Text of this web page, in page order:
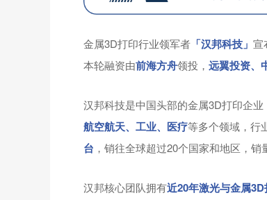
金属3D打印行业领军者 「汉邦科技」 宣
本轮融资由前海方舟领投， 远翼投资、
汉邦科技是中国头部的金属3D打印企
航空航天、工业、医疗等多个领域，行
台 ，销往全球超过20个国家和地区，销
汉邦核心团队拥有近20年激光与金属